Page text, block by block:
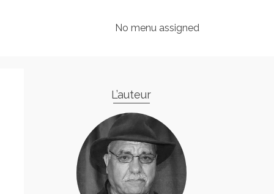
No menu assigned
L’auteur